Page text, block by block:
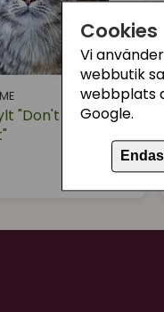
Cookies
Vi
webbutik
webbplats
Google.
"Don't pick up
Köp